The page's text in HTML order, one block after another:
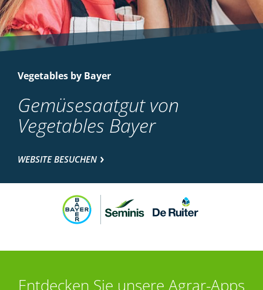
Vegetables by Bayer
Gemüsesaatgut von
Vegetables Bayer
WEBSITE BESUCHEN
Entdecken Sie unsere Agrar-Apps